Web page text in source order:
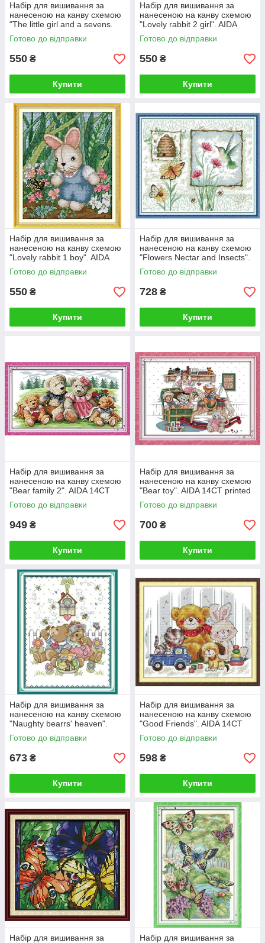
Набір для вишивання за
нанесеною на канву схемою
"The little girl and a sevens.
AIDA 14CT printed, 22*32 см
Готово до відправки
550 ₴
Купити
Набір для вишивання за
нанесеною на канву схемою
"Lovely rabbit 2 girl". AIDA
14CT printed 21*27 см
Готово до відправки
550 ₴
Купити
Набір для вишивання за
нанесеною на канву схемою
"Lovely rabbit 1 boy". AIDA
14CT printed 21*27 см
Готово до відправки
550 ₴
Купити
Набір для вишивання за
нанесеною на канву схемою
"Flowers Nectar and Insects".
AIDA 14CT printed 38*33 см
Готово до відправки
728 ₴
Купити
Набір для вишивання за
нанесеною на канву схемою
"Bear family 2". AIDA 14CT
printed 52*31 см
Готово до відправки
949 ₴
Купити
Набір для вишивання за
нанесеною на канву схемою
"Bear toy". AIDA 14CT printed
46*34 см
Готово до відправки
700 ₴
Купити
Набір для вишивання за
нанесеною на канву схемою
"Naughty bearrs' heaven".
AIDA 14CT printed , 41*51 см
Готово до відправки
673 ₴
Купити
Набір для вишивання за
нанесеною на канву схемою
"Good Friends". AIDA 14CT
printed 35*31 см
Готово до відправки
598 ₴
Купити
Набір для вишивання за
Набір для вишивання за